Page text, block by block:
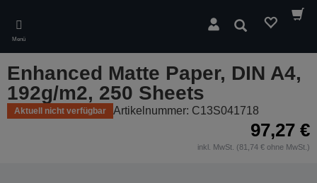
main
content
Menü
Suchen
Enhanced Matte Paper, DIN A4,
192g/m2, 250 Sheets
Aktuell nicht verfügbar Artikelnummer: C13S041718
97,27 €
inkl. MwSt. (81,74 € ohne MwSt.)